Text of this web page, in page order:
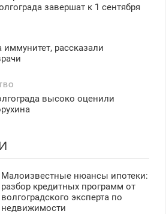
завершат к 1 сентября
иммунитет, рассказали
высоко оценили
Малоизвестные нюансы ипотеки:
разбор кредитных программ от
волгоградского эксперта по
недвижимости